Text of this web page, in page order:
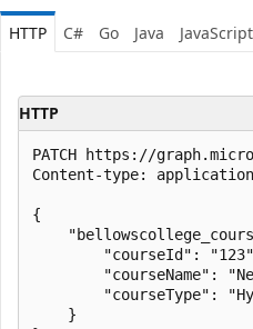
HTTP C# Go Java JavaScript
HTTP
PATCH https://
Content-type:
{
"courseId":
"courseName":
"courseType":
    }